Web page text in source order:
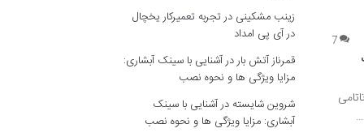
7
زینب مشکینی درتجربه تعمیرکار یخچال
در آی پی امداد
قمرناز آتش باردرآشنایی با سینک آبشاری:
مزایا ویژگی ها و نحوه نصب
شروین شایسته درآشنایی با سینک
آبشاری: مزایا ویژگی ها و نحوه نصب